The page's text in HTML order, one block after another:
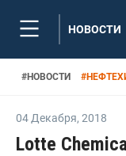
НОВОСТИ
#НОВОСТИ #
04 Декабря, 2018
Lotte